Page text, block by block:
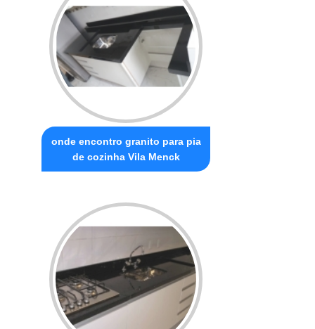
onde encontro granito para pia
de cozinha Vila Menck